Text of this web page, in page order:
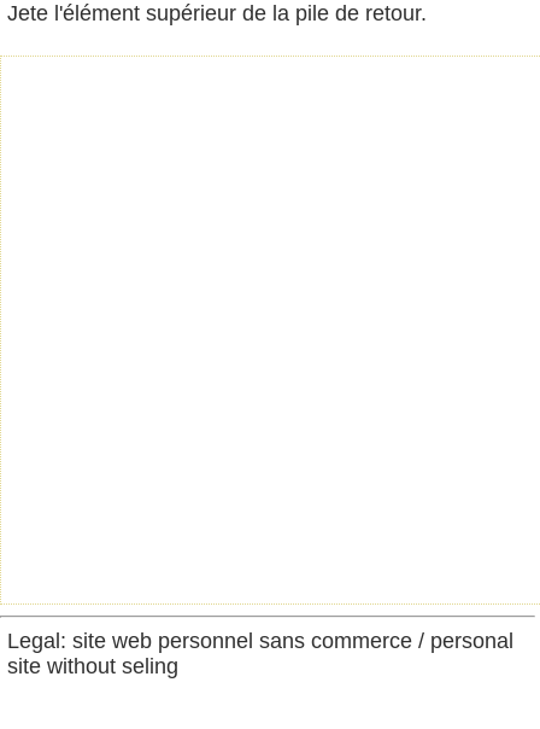
Jete l'élément supérieur de la pile de retour.
Legal: site web personnel sans commerce / personal
site without seling